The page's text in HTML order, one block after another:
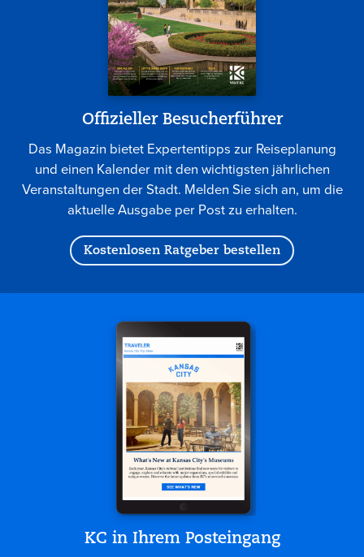
Offizieller Besucherführer
Das Magazin bietet Expertentipps zur Reiseplanung
und einen Kalender mit den wichtigsten jährlichen
Veranstaltungen der Stadt. Melden Sie sich an, um die
aktuelle Ausgabe per Post zu erhalten.
Kostenlosen Ratgeber bestellen
KC in Ihrem Posteingang